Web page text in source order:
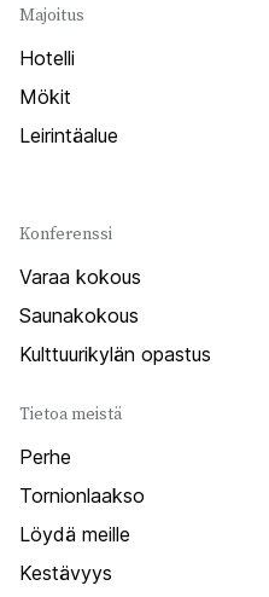
Majoitus
Hotelli
Mökit
Leirintäalue
Konferenssi
Varaa kokous
Saunakokous
Kulttuurikylän opastus
Tietoa meistä
Perhe
Tornionlaakso
Löydä meille
Kestävyys